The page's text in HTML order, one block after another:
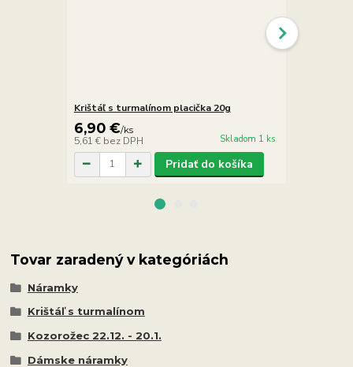
Krištáľ s turmalínom placička 20g
6,90 €/ks
5,61 € bez DPH Skladom 1 ks
Pridať do košíka
Tovar zaradený v kategóriách
Náramky
Krištáľ s turmalínom
Kozorožec 22.12. - 20.1.
Dámske náramky